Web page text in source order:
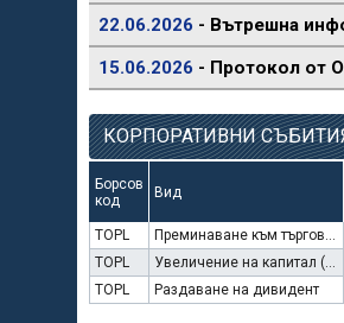
22.06.2026 - Вътрешна
15.06.2026 - Протокол от
КОРПОРАТИВНИ
Борсов
код
Вид
TOPL
Преминаване към търговия в Евро
TOPL
Увеличение на капитал (права)
TOPL
Раздаване на дивидент